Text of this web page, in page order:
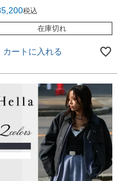
税込
在庫切れ
カートに入れる